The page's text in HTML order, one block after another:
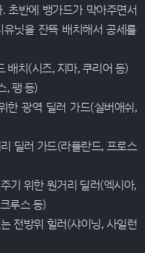
초반에 뱅가드가 막아주면서
닛을 잔뜩 배치해서 공세를
배치(시즈, 지마, 쿠리어 등)
, 팽 등)
한 광역 딜러 가드(실버애쉬,
딜러 가드(라플란드, 프로스
기 위한 원거리 딜러(엑시아,
루스 등)
전방위 힐러(샤이닝, 사일런